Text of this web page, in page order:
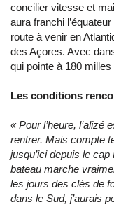
concilier vitesse et
aura franchi
route à venir en
des Açores. Avec
qui pointe à 180
Les conditions
« Pour l’heure, l’alizé
rentrer. Mais compte
jusqu’ici depuis le
bateau marche
les jours des clés de
dans le Sud, j’aurais